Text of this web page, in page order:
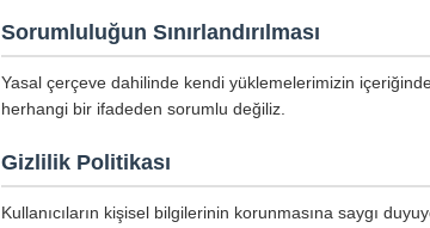
Sorumluluğun Sınırlandırılması
Yasal çerçeve dahilinde kendi yüklemelerimizin
herhangi bir ifadeden sorumlu değiliz.
Gizlilik Politikası
Kullanıcıların kişisel bilgilerinin korunmasına saygı